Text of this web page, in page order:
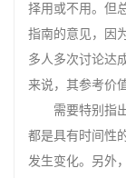
择用或不用。但
指南的意见，因
多人多次讨论达
来说，其参考价
需要特别指出
都是具有时间性
发生变化。另外